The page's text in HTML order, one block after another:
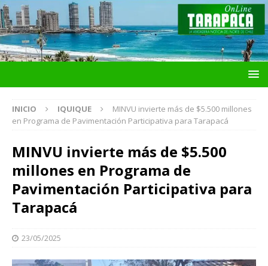
INICIO IQUIQUE
MINVU invierte más de $5.500 millones
en Programa de Pavimentación Participativa para Tarapacá
MINVU invierte más de $5.500
millones en Programa de
Pavimentación Participativa para
Tarapacá
23/05/2025